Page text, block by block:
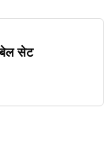
सेट